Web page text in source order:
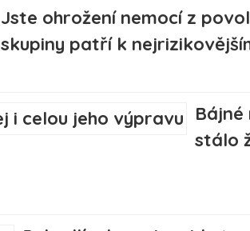
Jste ohrožení nemocí z
skupiny patří k
Bájné
stálo